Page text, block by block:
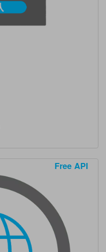
Free API